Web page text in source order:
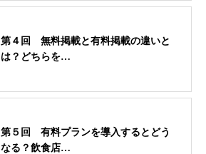
第４回 無料掲載と有料掲載の違いと
は？どちらを…
第５回 有料プランを導入するとどう
なる？飲食店…